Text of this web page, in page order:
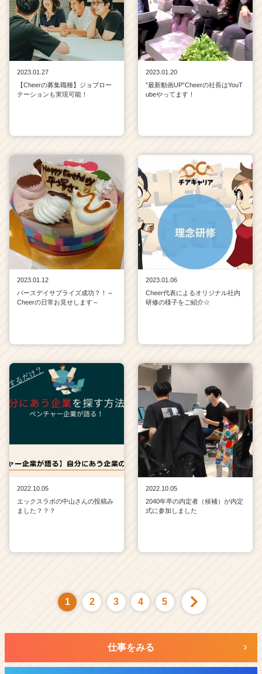
2023.01.27
【Cheerの募集職種】ジョブロー
テーションも実現可能！
2023.01.20
”最新動画UP”Cheerの社長はYouT
ubeやってます！
2023.01.12
バースデイサプライズ成功？！～
Cheerの日常お見せします～
2023.01.06
Cheer代表によるオリジナル社内
研修の様子をご紹介☆
2022.10.05
エックスラボの中山さんの投稿み
ました？？？
2022.10.05
2040年卒の内定者（候補）が内定
式に参加しました
1 2 3 4 5
仕事をみる